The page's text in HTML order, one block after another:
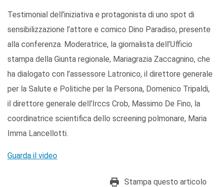
Testimonial dell’iniziativa e protagonista di uno spot di
sensibilizzazione l’attore e comico Dino Paradiso, presente
alla conferenza. Moderatrice, la giornalista dell’Ufficio
stampa della Giunta regionale, Mariagrazia Zaccagnino, che
ha dialogato con l’assessore Latronico, il direttore generale
per la Salute e Politiche per la Persona, Domenico Tripaldi,
il direttore generale dell’Irccs Crob, Massimo De Fino, la
coordinatrice scientifica dello screening polmonare, Maria
Imma Lancellotti.
Guarda il video
Stampa questo articolo